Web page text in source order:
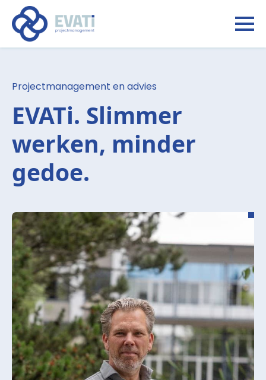
Projectmanagement en advies
EVATi. Slimmer
werken, minder
gedoe.